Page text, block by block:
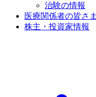
治験の情報
医療関係者の皆さま
株主・投資家情報